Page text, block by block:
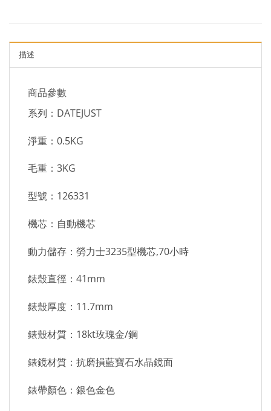
描述
商品參數
系列：DATEJUST
淨重：0.5KG
毛重：3KG
型號：126331
機芯：自動機芯
動力儲存：勞力士3235型機芯,70小時
錶殼直徑：41mm
錶殼厚度：11.7mm
錶殼材質：18kt玫瑰金/鋼
錶鏡材質：抗磨損藍寶石水晶鏡面
錶帶顏色：銀色金色